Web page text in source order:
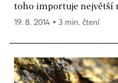
toho importuje největší
19. 8. 2014 ▪ 3 min. čtení